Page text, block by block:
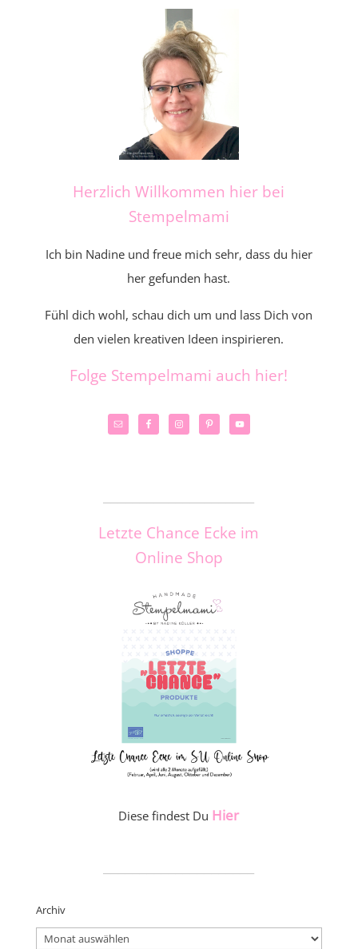
Herzlich Willkommen hier bei
Stempelmami
Ich bin Nadine und freue mich sehr, dass du hier
her gefunden hast.
Fühl dich wohl, schau dich um und lass Dich von
den vielen kreativen Ideen inspirieren.
Folge Stempelmami auch hier!
Letzte Chance Ecke im
Online Shop
Diese findest Du Hier
Archiv
Archiv